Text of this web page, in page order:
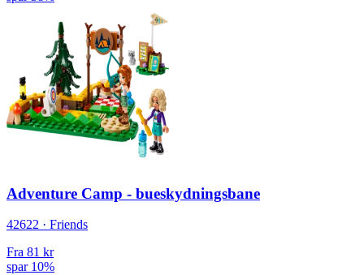
Adventure Camp - bueskydningsbane
42622 · Friends
Fra 81 kr
spar 10%